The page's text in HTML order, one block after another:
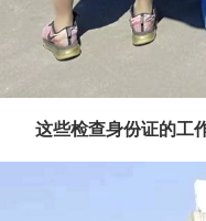
这些检查身份证的工